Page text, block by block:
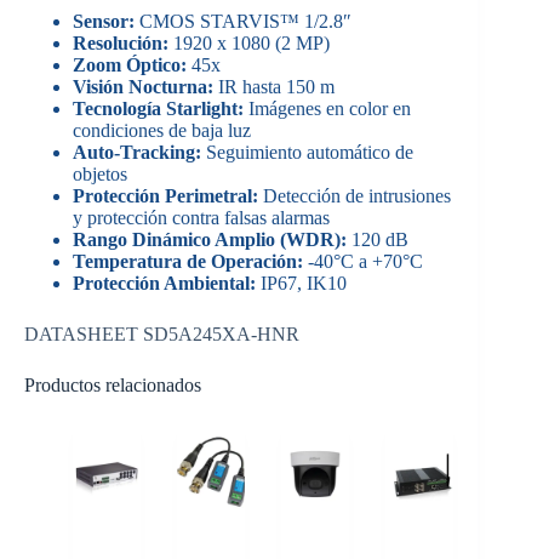
Sensor: CMOS STARVIS™ 1/2.8″
Resolución: 1920 x 1080 (2 MP)
Zoom Óptico: 45x
Visión Nocturna: IR hasta 150 m
Tecnología Starlight: Imágenes en color en
condiciones de baja luz
Auto-Tracking: Seguimiento automático de
objetos
Protección Perimetral: Detección de intrusiones
y protección contra falsas alarmas
Rango Dinámico Amplio (WDR): 120 dB
Temperatura de Operación: -40°C a +70°C
Protección Ambiental: IP67, IK10
DATASHEET SD5A245XA-HNR
Productos relacionados